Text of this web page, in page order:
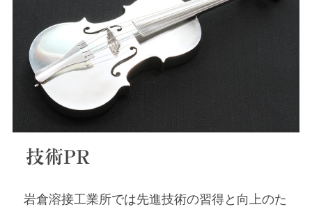
技術PR
岩倉溶接工業所では先進技術の習得と向上のた